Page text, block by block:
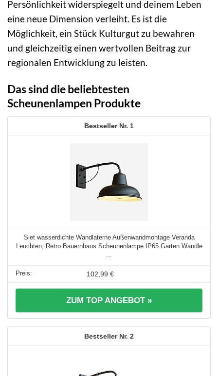
Persönlichkeit widerspiegelt und deinem Leben
eine neue Dimension verleiht. Es ist die
Möglichkeit, ein Stück Kulturgut zu bewahren
und gleichzeitig einen wertvollen Beitrag zur
regionalen Entwicklung zu leisten.
Das sind die beliebtesten
Scheunenlampen Produkte
1
Siet wasserdichte Wandlaterne Außenwandmontage Veranda
Leuchten, Retro Bauernhaus Scheunenlampe IP65 Garten Wandle
102,99 €
ZUM TOP ANGEBOT »
2